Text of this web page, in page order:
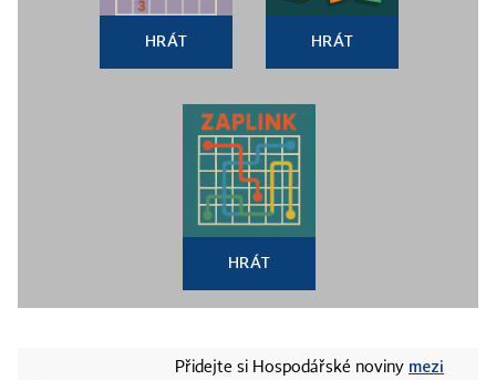
HRÁT HRÁT
HRÁT
Přidejte si Hospodářské noviny mezi